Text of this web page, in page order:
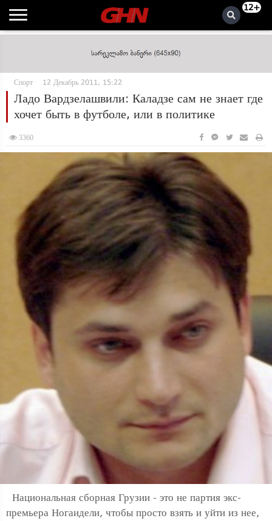
12+
Спорт 12 Декабрь 2011, 15:22
Ладо Вардзелашвили: Каладзе сам не знает где
хочет быть в футболе, или в политике
3360
Национальная сборная Грузии - это не партия экс-
премьера Ногаидели, чтобы просто взять и уйти из нее,